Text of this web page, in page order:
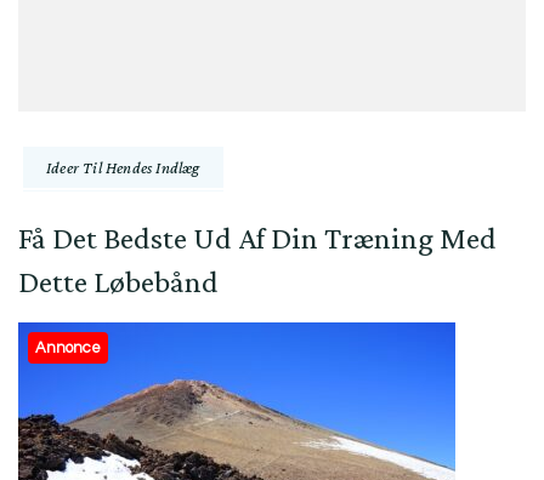
Ideer Til Hendes Indlæg
Få Det Bedste Ud Af Din Træning Med
Dette Løbebånd
Annonce